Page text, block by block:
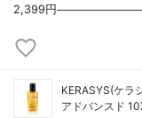
2,399円
KERASYS(ケラ
アドバンスド